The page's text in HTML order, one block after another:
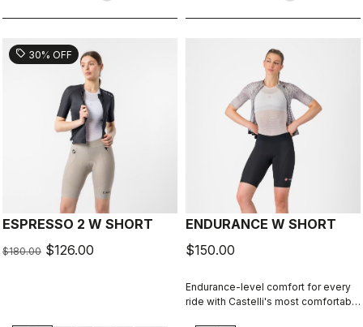
sell 30% OFF
ESPRESSO 2 W SHORT
$180.00 $126.00
ENDURANCE W SHORT
$150.00
Endurance-level comfort for every
ride with Castelli's most comfortable